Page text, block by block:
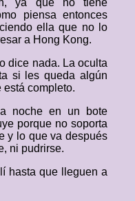
ya que no tiene
piensa entonces
ella que no lo
a Hong Kong.
dice nada. La oculta
si les queda algún
completo.
noche en un bote
porque no soporta
y lo que va después
ni pudrirse.
hasta que lleguen a